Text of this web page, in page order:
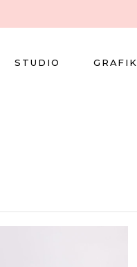
STUDIO GRAFIK